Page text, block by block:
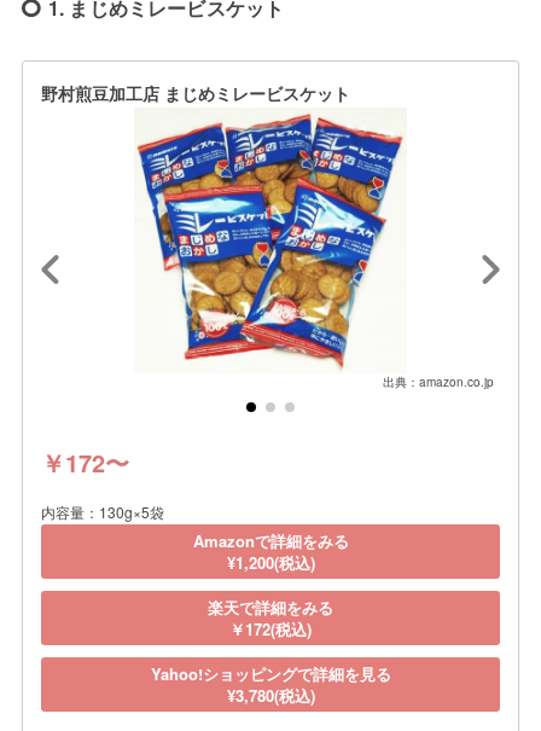
1. まじめミレービスケット
野村煎豆加工店 まじめミレービスケット
出典：amazon.co.jp
￥172〜
内容量：130g×5袋
Amazonで詳細をみる
¥1,200(税込)
楽天で詳細をみる
￥172(税込)
Yahoo!ショッピングで詳細を見る
¥3,780(税込)